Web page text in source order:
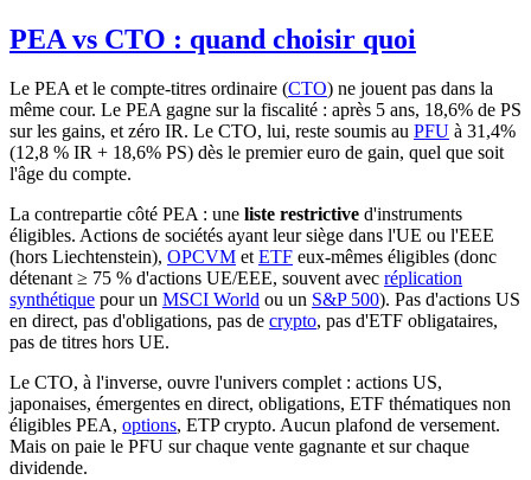
PEA vs CTO : quand choisir quoi
Le PEA et le compte-titres ordinaire (CTO) ne jouent pas dans la
même cour. Le PEA gagne sur la fiscalité : après 5 ans, 18,6% de PS
sur les gains, et zéro IR. Le CTO, lui, reste soumis au PFU à 31,4%
(12,8 % IR + 18,6% PS) dès le premier euro de gain, quel que soit
l'âge du compte.
La contrepartie côté PEA : une liste restrictive d'instruments
éligibles. Actions de sociétés ayant leur siège dans l'UE ou l'EEE
(hors Liechtenstein), OPCVM etETF eux-mêmes éligibles (donc
détenant ≥ 75 % d'actions UE/EEE, souvent avec réplication
synthétique pour un MSCI World ou un S&P 500). Pas d'actions US
en direct, pas d'obligations, pas de crypto, pas d'ETF obligataires,
pas de titres hors UE.
Le CTO, à l'inverse, ouvre l'univers complet : actions US,
japonaises, émergentes en direct, obligations, ETF thématiques non
éligibles PEA, options, ETP crypto. Aucun plafond de versement.
Mais on paie le PFU sur chaque vente gagnante et sur chaque
dividende.